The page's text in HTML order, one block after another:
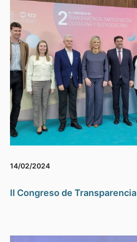
14/02/2024
II Congreso de Transparencia